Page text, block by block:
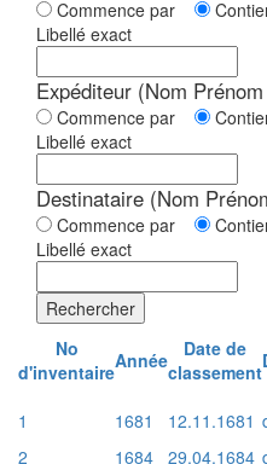
Commence par
Libellé exact
Expéditeur (Nom
Commence par
Libellé exact
Destinataire (Nom
Commence par
Libellé exact
Rechercher
No
d'inventaireAnnée
Date de
classement
1
1681 12.11.1681
2
1684 29.04.1684